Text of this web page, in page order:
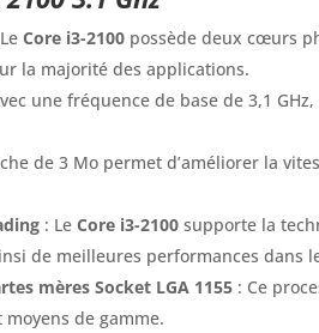
Core i3-2100 possède deux cœurs
la majorité des applications.
une fréquence de base de 3,1
de 3 Mo permet d’améliorer la
: LeCore i3-2100 supporte la
de meilleures performances dans
mères Socket LGA 1155 : Ce
de gamme.